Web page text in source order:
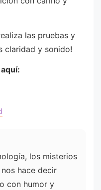
las pruebas y
claridad y sonido!
los misterios
hace decir
con humor y